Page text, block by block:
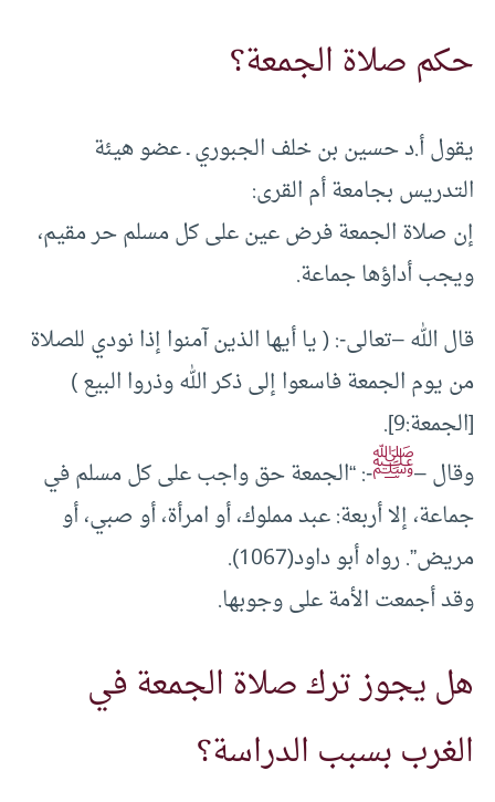
حكم صلاة الجمعة؟
يقول أ.د حسين بن خلف الجبوري ـ عضو هيئة
التدريس بجامعة أم القرى:
إن صلاة الجمعة فرض عين على كل مسلم حر مقيم،
ويجب أداؤها جماعة.
قال الله –تعالى-: ( يا أيها الذين آمنوا إذا نودي للصلاة
من يوم الجمعة فاسعوا إلى ذكر الله وذروا البيع )
[الجمعة:9].
وقال –ﷺ-: “الجمعة حق واجب على كل مسلم في
جماعة، إلا أربعة: عبد مملوك، أو امرأة، أو صبي، أو
مريض”. رواه أبو داود(1067).
وقد أجمعت الأمة على وجوبها.
هل يجوز ترك صلاة الجمعة في
الغرب بسبب الدراسة؟